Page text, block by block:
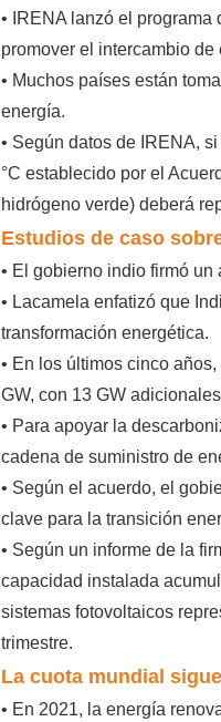
• IRENA lanzó el
promover el intercambio
• Muchos países están
energía.
• Según datos de IRENA,
°C establecido por el
hidrógeno verde) deberá
Estudios de caso
• El gobierno indio firmó
• Lacamela enfatizó que
transformación energética.
• En los últimos cinco
GW, con 13 GW
• Para apoyar la
cadena de suministro de
• Según el acuerdo, el
clave para la transición
• Según un informe de la
capacidad instalada
sistemas fotovoltaicos
trimestre.
La cuota mundial
• En 2021, la energía